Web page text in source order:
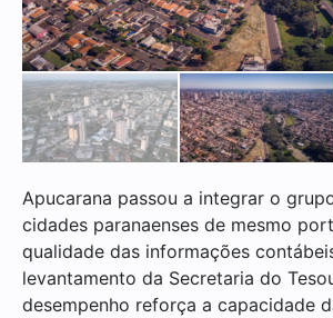
Apucarana passou a integrar o
cidades paranaenses de mesmo
qualidade das informações
levantamento da Secretaria do
desempenho reforça a capacidade